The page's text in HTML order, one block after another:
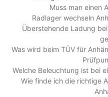
Muss man einen
Radlager wechseln
Überstehende Ladung
Was wird beim TÜV für
Welche Beleuchtung ist bei
Wie finde ich die richtige